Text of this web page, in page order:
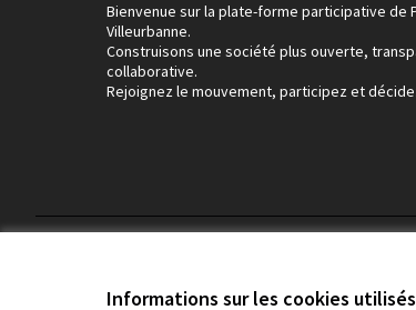
Informations sur les cookies
Bienvenue sur la plate-forme participative de
Villeurbanne.
Construisons une société plus ouverte,
collaborative.
Rejoignez le mouvement, participez et